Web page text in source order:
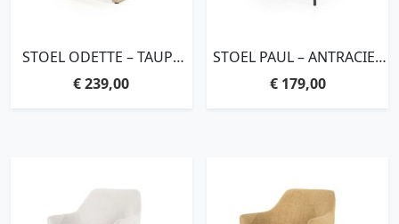
STOEL ODETTE – TAUPE
SERENE
€239,00
STOEL PAUL – ANTRACIET
LINEA
€179,00